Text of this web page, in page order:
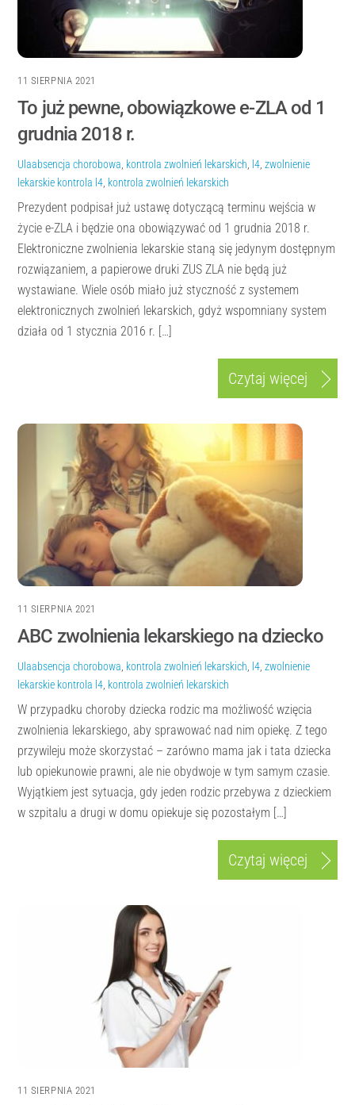
11 SIERPNIA 2021
To już pewne, obowiązkowe e-ZLA od 1
grudnia 2018 r.
Ulaabsencja chorobowa, kontrola zwolnień lekarskich, l4,zwolnienie
lekarskie kontrola l4, kontrola zwolnień lekarskich
Prezydent podpisał już ustawę dotyczącą terminu wejścia w
życie e-ZLA i będzie ona obowiązywać od 1 grudnia 2018 r.
Elektroniczne zwolnienia lekarskie staną się jedynym dostępnym
rozwiązaniem, a papierowe druki ZUS ZLA nie będą już
wystawiane. Wiele osób miało już styczność z systemem
elektronicznych zwolnień lekarskich, gdyż wspomniany system
działa od 1 stycznia 2016 r. […]
Czytaj więcej
11 SIERPNIA 2021
ABC zwolnienia lekarskiego na dziecko
Ulaabsencja chorobowa, kontrola zwolnień lekarskich, l4,zwolnienie
lekarskie kontrola l4, kontrola zwolnień lekarskich
W przypadku choroby dziecka rodzic ma możliwość wzięcia
zwolnienia lekarskiego, aby sprawować nad nim opiekę. Z tego
przywileju może skorzystać – zarówno mama jak i tata dziecka
lub opiekunowie prawni, ale nie obydwoje w tym samym czasie.
Wyjątkiem jest sytuacja, gdy jeden rodzic przebywa z dzieckiem
w szpitalu a drugi w domu opiekuje się pozostałym […]
Czytaj więcej
11 SIERPNIA 2021